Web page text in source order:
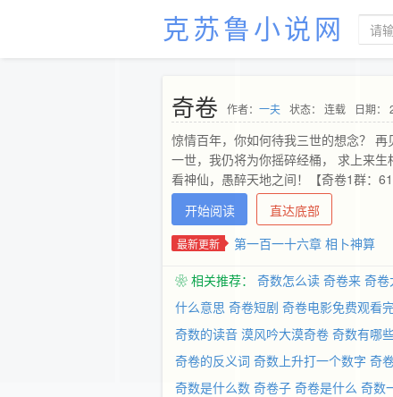
克苏鲁小说网
奇卷 作者： 一夫 状态： 连载 日期：
惊情百年，你如何待我三世的想念？
一世，我仍将为你摇碎经桶， 求上来
看神仙，愚醉天地之间！【奇卷1群：
开始阅读
直达底部
最新更新 第一百一十六章 相卜神算
❀ 相关推荐： 奇数怎么读 奇卷来 奇卷
什么意思 奇卷短剧 奇卷电影免费观看
奇数的读音 漠风吟大漠奇卷 奇数有哪
奇卷的反义词 奇数上升打一个数字 奇
奇数是什么数 奇卷子 奇卷是什么 奇数